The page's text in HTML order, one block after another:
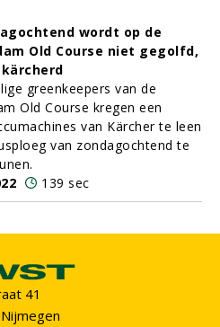
wordt op de
Old Course niet gegolfd,
greenkeepers van de
Old Course kregen een
van Kärcher te leen
van zondagochtend te
139 sec
41